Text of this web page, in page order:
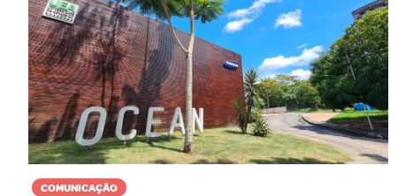
COMUNICAÇÃO